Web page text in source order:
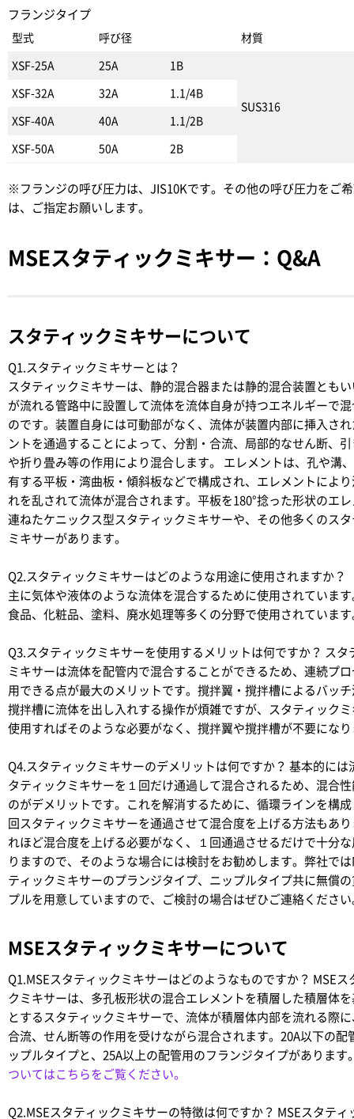
フランジタイプ
型式 呼び径 材質
XSF-25A 25A 1B
SUS316
XSF-32A 32A 1.1/4B
XSF-40A 40A 1.1/2B
XSF-50A 50A 2B
※フランジの呼び圧力は、JIS10Kです。その他の呼び圧力をご
は、ご指定お願いします。
MSEスタティックミキサー：Q&A
スタティックミキサーについて
Q1.スタティックミキサーとは？
スタティックミキサーは、静的混合器または静的混合装置とも
が流れる管路中に設置して流体を流体自身が持つエネルギーで
のです。装置自身には可動部がなく、流体が装置内部に挿入さ
ントを通過することによって、分割・合流、局部的なせん断、
や折り畳み等の作用により混合します。 エレメントは、孔や溝
有する平板・湾曲板・傾斜板などで構成され、エレメントによ
れを乱されて流体が混合されます。平板を180°捻った形状のエ
連ねたケニックス型スタティックミキサーや、その他多くのス
ミキサーがあります。
Q2.スタティックミキサーはどのような用途に使用されますか？
主に気体や液体のような流体を混合するために使用されていま
食品、化粧品、塗料、廃水処理等多くの分野で使用されています
Q3.スタティックミキサーを使用するメリットは何ですか？ スタ
ミキサーは流体を配管内で混合することができるため、連続プ
用できる点が最大のメリットです。撹拌翼・撹拌槽によるバッ
撹拌槽に流体を出し入れする操作が煩雑ですが、スタティック
使用すればそのような必要がなく、撹拌翼や撹拌槽が不要にな
Q4.スタティックミキサーのデメリットは何ですか？ 基本的には
タティックミキサーを１回だけ通過して混合されるため、混合
のがデメリットです。これを解消するために、循環ラインを構
回スタティックミキサーを通過させて混合度を上げる方法もあ
れほど混合度を上げる必要がなく、１回通過させるだけで十分
りますので、そのような場合には検討をお勧めします。弊社では
ティックミキサーのプランジタイプ、ニップルタイプ共に無償
プルを用意していますので、ご検討の場合はぜひご連絡ください
MSEスタティックミキサーについて
Q1.MSEスタティックミキサーはどのようなものですか？ MSEス
クミキサーは、多孔板形状の混合エレメントを積層した積層体
とするスタティックミキサーで、流体が積層体内部を流れる際
合流、せん断等の作用を受けながら混合されます。20A以下の配
ップルタイプと、25A以上の配管用のフランジタイプがあります
ついてはこちらをご覧ください。
Q2.MSEスタティックミキサーの特徴は何ですか？ MSEスタティ